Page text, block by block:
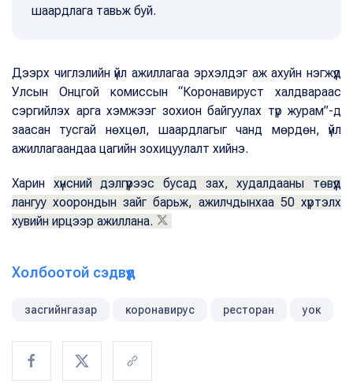
шаардлага тавьж буй.
Дээрх чиглэлийн үйл ажиллагаа эрхэлдэг аж ахуйн нэгжүүд
Улсын Онцгой комиссын “Коронавируст халдвараас
сэргийлэх арга хэмжээг зохион байгуулах түр журам”-д
заасан тусгай нөхцөл, шаардлагыг чанд мөрдөн, үйл
ажиллагаандаа цагийн зохицуулалт хийнэ.
Харин хүнсний дэлгүүрээс бусад зах, худалдааны төвүүд
лангуу хоорондын зайг барьж, ажилчдынхаа 50 хүртэлх
хувийн ирцээр ажиллана.
Холбоотой сэдвүүд
засгийнгазар коронавирус ресторан уок